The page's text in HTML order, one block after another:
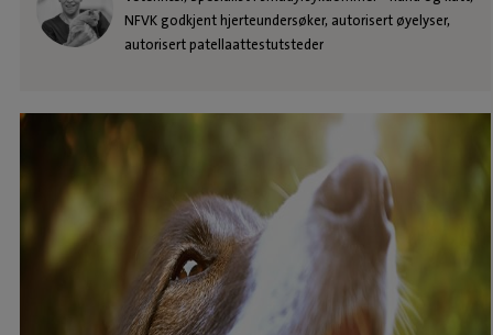
NFVK godkjent hjerteundersøker, autorisert øyelyser,
autorisert patellaattestutsteder